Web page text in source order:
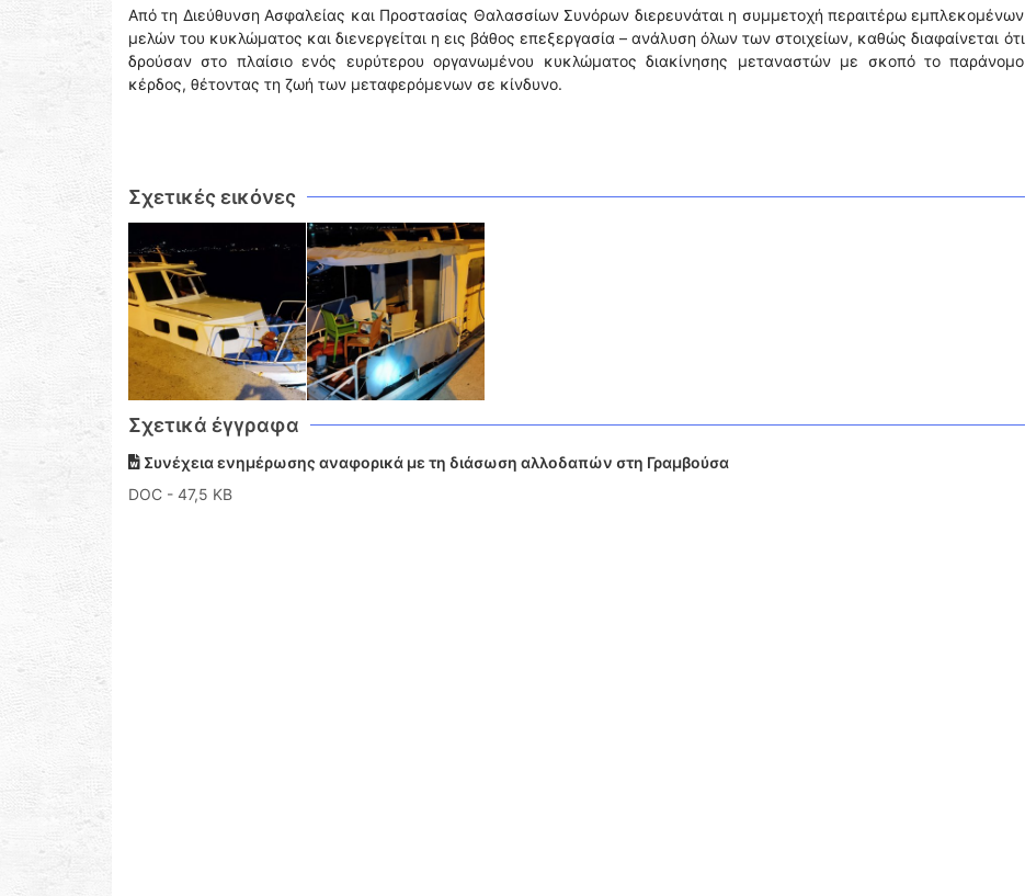
Από τη Διεύθυνση Ασφαλείας και Προστασίας Θαλασσίων Συνόρων διερευνάται η συμμετοχή περαιτέρω εμπλεκομένων
μελών του κυκλώματος και διενεργείται η εις βάθος επεξεργασία – ανάλυση όλων των στοιχείων, καθώς διαφαίνεται ότι
δρούσαν στο πλαίσιο ενός ευρύτερου οργανωμένου κυκλώματος διακίνησης μεταναστών με σκοπό το παράνομο
κέρδος, θέτοντας τη ζωή των μεταφερόμενων σε κίνδυνο.
Σχετικές εικόνες
Σχετικά έγγραφα
Συνέχεια ενημέρωσης αναφορικά με τη διάσωση αλλοδαπών στη Γραμβούσα
DOC - 47,5 KB